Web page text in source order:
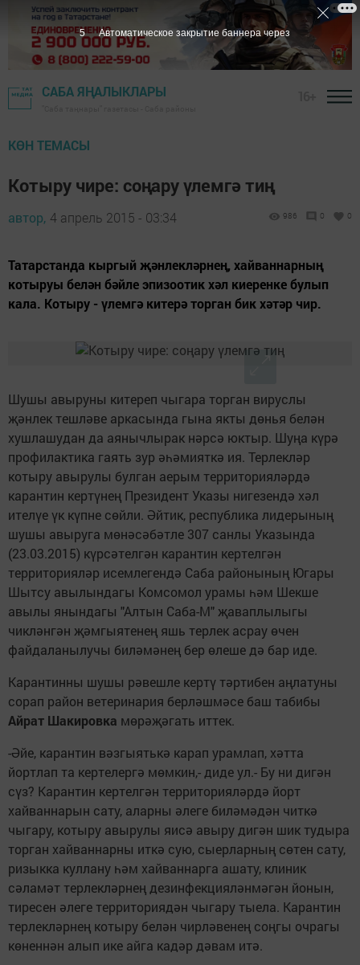
САБА ЯҢАЛЫКЛАРЫ
КӨН ТЕМАСЫ
Котыру чире: соңару үлемгә тиң
автор, 4 апрель 2015 - 03:34 986 0 0
Татарстанда кыргый җәнлекләрнең, хайваннарның
котыруы белән бәйле эпизоотик хәл киеренке булып
кала. Котыру - үлемгә китерә торган бик хәтәр чир.
Шушы авыруны китереп чыгара торган вируслы
җәнлек тешләве аркасында гына якты дөнья белән
хушлашудан да аянычлырак нәрсә юктыр. Шуңа күрә
профилактика гаять зур әһәмияткә ия. Терлекләр
котыру авырулы булган аерым территорияләрдә
карантин кертүнең Президент Указы нигезендә хәл
ителүе үк күпне сөйли. Әйтик, рес­публика лидерының
шушы авыруга мөнәсәбәтле 307 санлы Указында
(23.03.2015) күрсәтелгән карантин кертелгән
территорияләр исемлегендә Саба районының Югары
Шытсу авылындагы Комсомол урамы һәм Шекше
авылы янындагы "Алтын Саба-М" җаваплылыгы
чикләнгән җәмгыятенең яшь терлек асрау өчен
файдаланылучы биләмәнең бер өлеше дә бар иде.
Карантинны шушы рәвешле кертү тәртибен аңлатуны
сорап район ветеринария берләшмәсе баш табибы
Айрат Шакировка мөрәҗәгать иттек.
-Әйе, карантин вәзгыятькә карап урамлап, хәтта
йортлап та кертелергә мөмкин,- диде ул.- Бу ни дигән
сүз? Карантин кертелгән территорияләрдә йорт
хайваннарын сату, аларны әлеге биләмәдән читкә
чыгару, котыру авырулы яисә авыру дигән шик тудыра
торган хайваннарны иткә сую, сыерларның сөтен сату,
ризыкка куллану һәм хайваннарга ашату, клиник
сәламәт терлекләрнең дезинфекцияләнмәгән йонын,
тиресен әлеге территориядән чыгару тыела. Карантин
терлекләрнең котыру белән чирләвенең соңгы очрагы
көненнән алып ике айга кадәр дәвам итә.
4 Автоматическое закрытие баннера через